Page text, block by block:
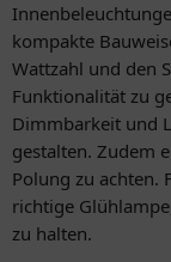
kompakte
Wattzahl und den
Funktionalität zu
Dimmbarkeit und
gestalten. Zudem
Polung zu achten.
richtige
zu halten.